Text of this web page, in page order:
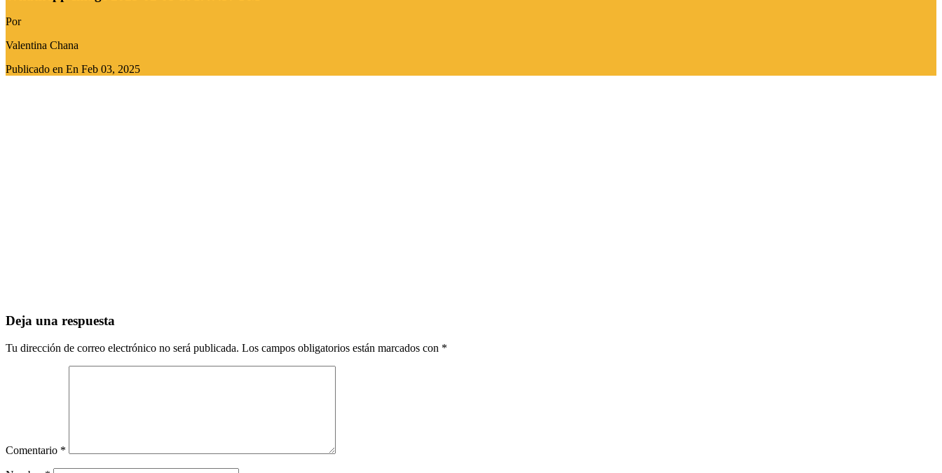
Por
Valentina Chana
Publicado en En Feb 03, 2025
Deja una respuesta
Tu dirección de correo electrónico no será publicada. Los campos obligatorios están marcados con *
Comentario *